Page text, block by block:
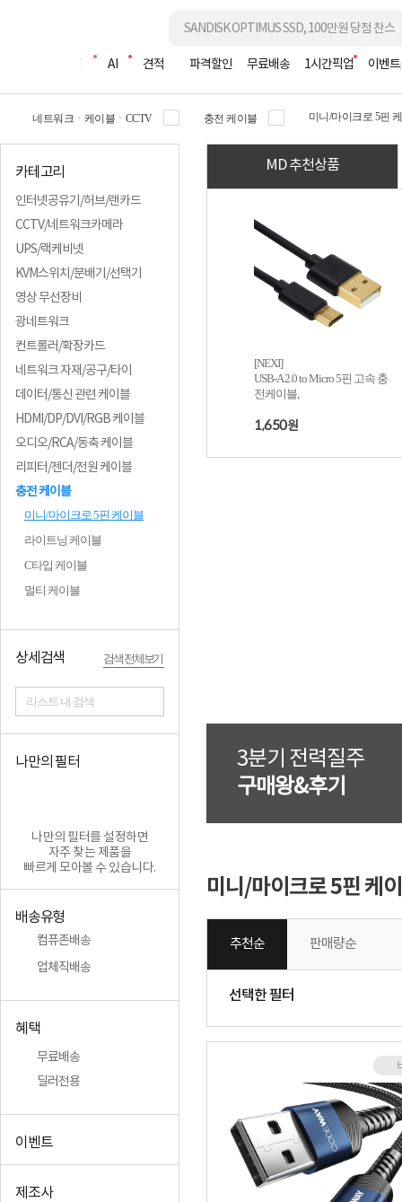
조립PC AI 견적 파격할인 무료배송 1시간픽업 이벤트
네트워크ㆍ케이블ㆍCCTV 충전 케이블 미니/마이크로 5핀
카테고리
인터넷공유기/허브/랜카드
CCTV/네트워크카메라
UPS/랙케비넷
KVM스위치/분배기/선택기
영상 무선장비
광네트워크
컨트롤러/확장카드
네트워크 자재/공구/타이
데이터/통신 관련 케이블
HDMI/DP/DVI/RGB 케이블
오디오/RCA/동축 케이블
리피터/젠더/전원 케이블
충전 케이블
미니/마이크로 5핀 케이블
라이트닝 케이블
C타입 케이블
멀티 케이블
상세검색 검색 전체보기
리스트 내 검색
나만의 필터
나만의 필터를 설정하면
자주 찾는 제품을
빠르게 모아볼 수 있습니다.
배송유형
컴퓨존배송
업체직배송
혜택
무료배송
딜러전용
이벤트
제조사
MD 추천상품
[NEXI]
USB-A 2.0 to Micro 5핀 고속 충
전케이블,
1,650원
3분기 전력질주
구매왕&후기
미니/마이크로 5핀 케
추천순 판매량순
선택한 필터